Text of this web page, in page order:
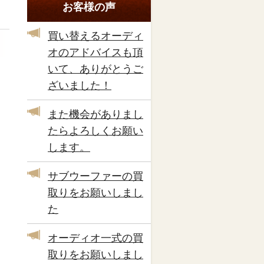
お客様の声
買い替えるオーディ
オのアドバイスも頂
いて、ありがとうご
ざいました！
また機会がありまし
たらよろしくお願い
します。
サブウーファーの買
取りをお願いしまし
た
オーディオ一式の買
取りをお願いしまし